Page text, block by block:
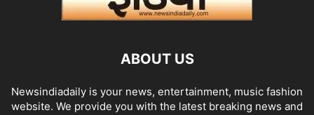
ABOUT US
Newsindiadaily is your news, entertainment, music fashion
website. We provide you with the latest breaking news and